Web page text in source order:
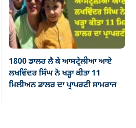
1800 ਡਾਲਰ ਲੈ ਕੇ ਆਸਟ੍ਰੇਲੀਆ ਆਏ
ਲਖਵਿੰਦਰ ਸਿੰਘ ਨੇ ਖੜ੍ਹਾ ਕੀਤਾ 11
ਮਿਲੀਅਨ ਡਾਲਰ ਦਾ ਪ੍ਰਾਪਰਟੀ ਸਾਮਰਾਜ